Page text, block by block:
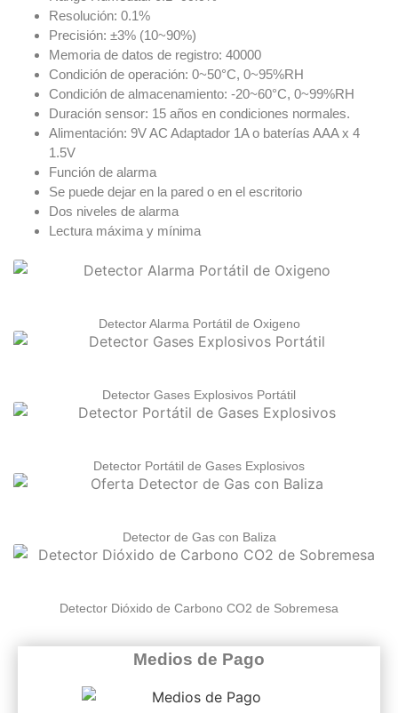
Resolución: 0.1%
Precisión: ±3% (10~90%)
Memoria de datos de registro: 40000
Condición de operación: 0~50°C, 0~95%RH
Condición de almacenamiento: -20~60°C, 0~99%RH
Duración sensor: 15 años en condiciones normales.
Alimentación: 9V AC Adaptador 1A o baterías AAA x 4
1.5V
Función de alarma
Se puede dejar en la pared o en el escritorio
Dos niveles de alarma
Lectura máxima y mínima
Detector Alarma Portátil de Oxigeno
Detector Gases Explosivos Portátil
Detector Portátil de Gases Explosivos
Detector de Gas con Baliza
Detector Dióxido de Carbono CO2 de Sobremesa
Medios de Pago